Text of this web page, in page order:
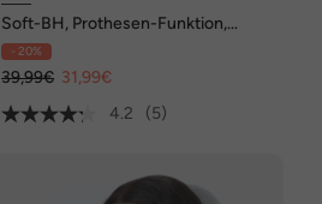
Soft-BH, Prothesen-Funktion,
bügellos, Cup C - E
- 20%
39,99€ 31,99€
4.2
(5)